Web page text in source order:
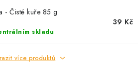
HLUČÍNĚ A OKOLÍ
- Čisté kuře 85 g
skladu
39 Kč
více produktů